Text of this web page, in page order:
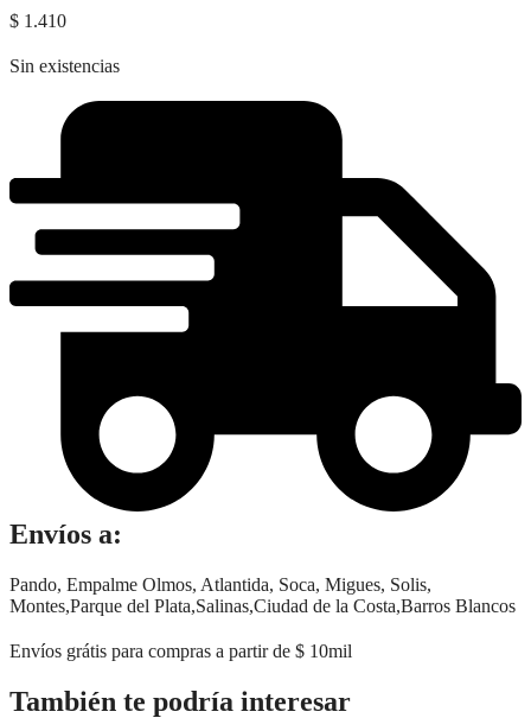
$ 1.410
Sin existencias
Envíos a:
Pando, Empalme Olmos, Atlantida, Soca, Migues, Solis,
Montes,Parque del Plata,Salinas,Ciudad de la Costa,Barros Blancos
Envíos grátis para compras a partir de $ 10mil
También te podría interesar